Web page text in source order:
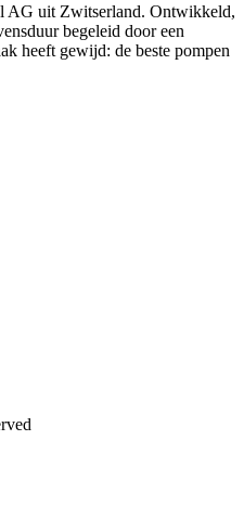
AG uit Zwitserland. Ontwikkeld,
begeleid door een
heeft gewijd: de beste pompen